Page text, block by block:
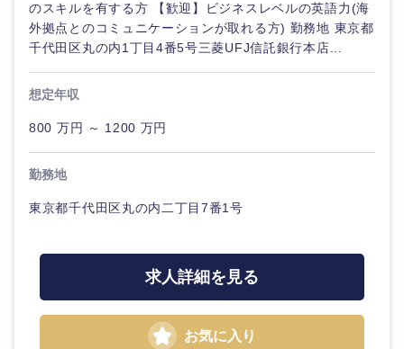
ご希望の職種を選択してください
経営企
画・事業
経営ボー
ド
管理
人事
事業企画・事業開発
事業管理
新規事業企画・立上げ
M&A・事業投資
ご希望の職種を選択してください
経営企画・事業企画
SCM
人事
ご希望の業界を選択してください
商社・卸
エネルギー・資源・環境
食品・化粧品・アパレル・消費財
ご希望の勤務地を選択してください
北海道・東北地方
北海道
ご希望条件を入力ください
希望年収
20代 30代
40代
のスキルを有する方 【歓迎】ビジネスレベルの英語力(海
外拠点とのコミュニケーションが取れる方) 勤務地 東京都
千代田区丸の内1丁目4番5号三菱UFJ信託銀行本店...
想定年収
800 万円 ～ 1200 万円
勤務地
東京都千代田区丸の内二丁目7番1号
求人詳細を見る
お気に入り